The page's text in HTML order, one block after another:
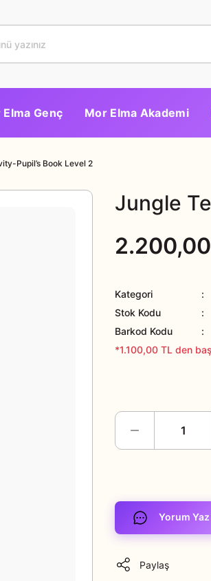
Elma Genç Mor Elma Akademi
Pupil’s Book Level 2
Jungle
Kategori
Stok Kodu
Barkod Kodu
*1.100,00 TL den
Yorum Yaz
Paylaş